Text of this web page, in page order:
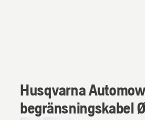
Husqvarna
begränsningskabel